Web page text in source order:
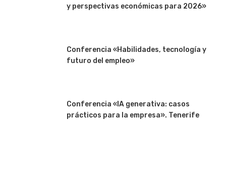
y perspectivas económicas para 2026»
Conferencia «Habilidades, tecnología y
futuro del empleo»
Conferencia «IA generativa: casos
prácticos para la empresa». Tenerife